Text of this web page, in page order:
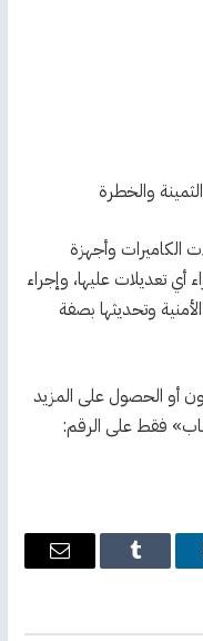
والخطرة
الكاميرات وأجهزة
يوماً وعدم إجراء أي تعديلات عليها، وإجراء
وتحديثها بصفة
أو الحصول على المزيد
فقط على الرقم:
Tumblr
البريد